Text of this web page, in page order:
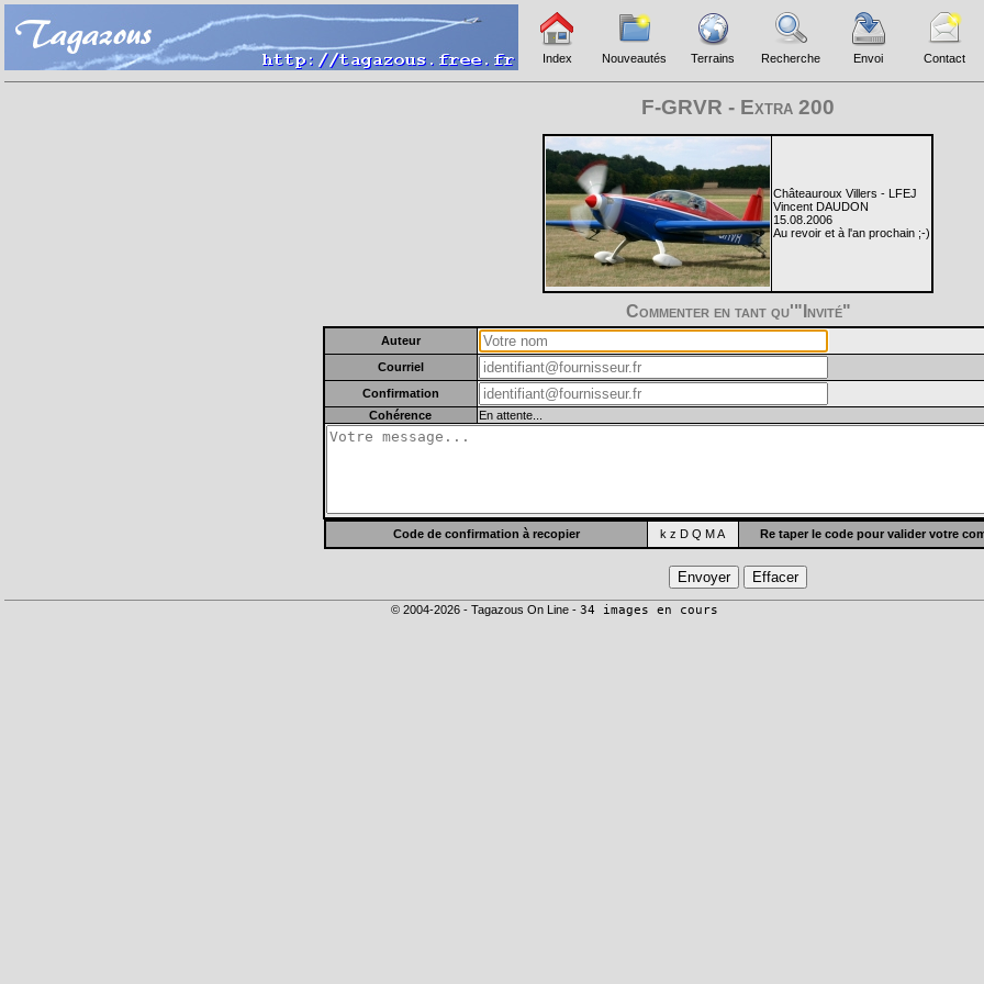
Index Nouveautés Terrains Recherche Envoi Contact
F-GRVR - Extra 200
Châteauroux Villers - LFEJ
Vincent DAUDON
15.08.2006
Au revoir et à l'an prochain ;-)
Commenter en tant qu'"Invité"
Auteur
Courriel
Confirmation
Cohérence
En attente...
Code de confirmation à recopier k z D Q M A Re taper le code pour valider votre
© 2004-2026 - Tagazous On Line - 34 images en cours